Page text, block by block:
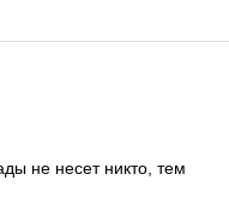
не несет никто, тем